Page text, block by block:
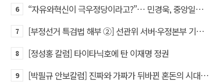
6 “자유와혁신이 극우정당이라고?”… 민경욱, 중앙일보 직격
7 [부정선거 특검법 해부 ②] 선관위 서버·우정본부 기록까지…‘증거를 끌어오는 칼’
8 [정성홍 칼럼] 타이타닉호에 탄 이재명 정권
9 [박필규 안보칼럼] 진짜와 가짜가 뒤바뀐 혼돈의 시대, 안보 파탄은 막아야